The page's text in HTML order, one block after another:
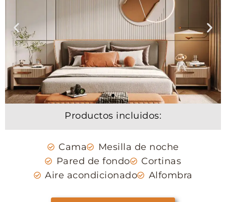
Productos incluidos:
Cama
Mesilla de noche
Pared de fondo
Cortinas
Aire acondicionado
Alfombra